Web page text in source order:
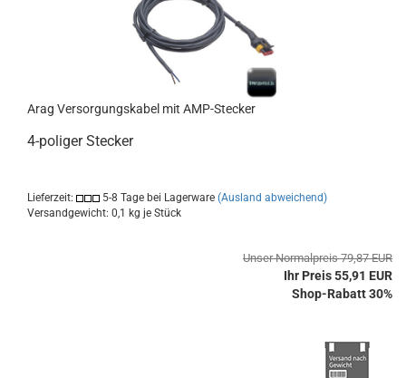
Arag Versorgungskabel mit AMP-Stecker
4-poliger Stecker
Lieferzeit: 5-8 Tage bei Lagerware (Ausland abweichend)
Versandgewicht: 0,1 kg je Stück
Unser Normalpreis 79,87 EUR
Ihr Preis 55,91 EUR
Shop-Rabatt 30%